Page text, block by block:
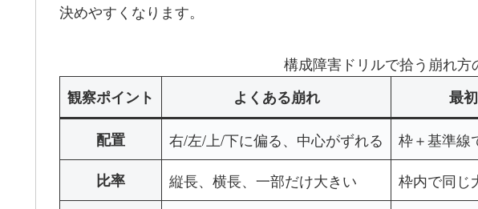
決めやすくなります。
構成障害ドリルで拾う崩れ方
観察ポイント
よくある崩れ 最
配置 右/左/上/下に偏る、中心がずれる 枠＋基準線
比率
縦長、横長、一部だけ大きい 枠内で同じ